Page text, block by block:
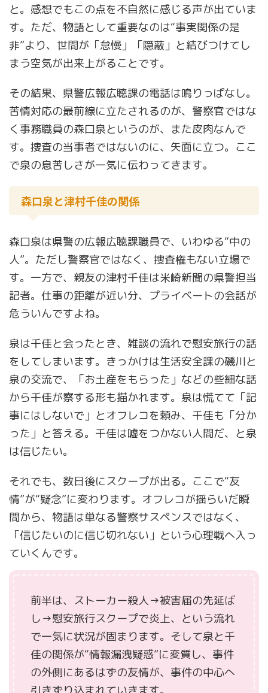
と。感想でもこの点を不自然に感じる声が出ていま
す。ただ、物語として重要なのは“事実関係の是
非”より、世間が「怠慢」「隠蔽」と結びつけてし
まう空気が出来上がることです。
その結果、県警広報広聴課の電話は鳴りっぱなし。
苦情対応の最前線に立たされるのが、警察官ではな
く事務職員の森口泉というのが、また皮肉なんで
す。捜査の当事者ではないのに、矢面に立つ。ここ
で泉の息苦しさが一気に伝わってきます。
森口泉と津村千佳の関係
森口泉は県警の広報広聴課職員で、いわゆる“中の
人”。ただし警察官ではなく、捜査権もない立場で
す。一方で、親友の津村千佳は米崎新聞の県警担当
記者。仕事の距離が近い分、プライベートの会話が
危ういんですよね。
泉は千佳と会ったとき、雑談の流れで慰安旅行の話
をしてしまいます。きっかけは生活安全課の磯川と
泉の交流で、「お土産をもらった」などの些細な話
から千佳が察する形も描かれます。泉は慌てて「記
事にはしないで」とオフレコを頼み、千佳も「分か
った」と答える。千佳は嘘をつかない人間だ、と泉
は信じたい。
それでも、数日後にスクープが出る。ここで“友
情”が“疑念”に変わります。オフレコが揺らいだ瞬
間から、物語は単なる警察サスペンスではなく、
「信じたいのに信じ切れない」という心理戦へ入っ
ていくんです。
前半は、ストーカー殺人→被害届の先延ば
し→慰安旅行スクープで炎上、という流れ
で一気に状況が固まります。そして泉と千
佳の関係が“情報漏洩疑惑”に変質し、事件
の外側にあるはずの友情が、事件の中心へ